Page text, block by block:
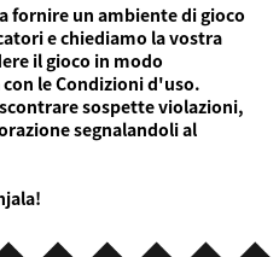
fornire un ambiente di gioco
e chiediamo la vostra
il gioco in modo
le Condizioni d'uso.
sospette violazioni,
segnalandoli al